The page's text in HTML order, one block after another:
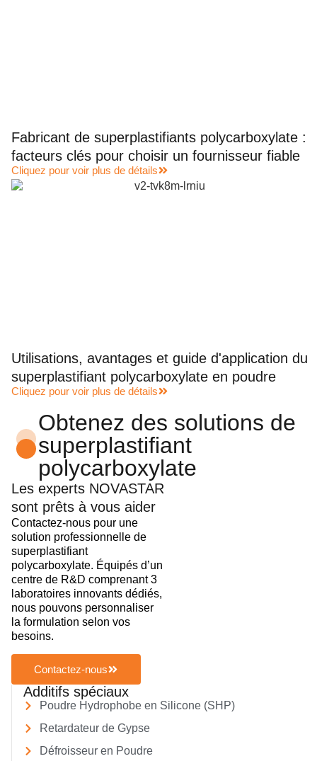
Fabricant de superplastifiants polycarboxylate :
facteurs clés pour choisir un fournisseur fiable
Cliquez pour voir plus de détails
Utilisations, avantages et guide d'application du
superplastifiant polycarboxylate en poudre
Cliquez pour voir plus de détails
Obtenez des solutions de
superplastifiant
polycarboxylate
Les experts NOVASTAR
sont prêts à vous aider
Contactez-nous pour une
solution professionnelle de
superplastifiant
polycarboxylate. Équipés d’un
centre de R&D comprenant 3
laboratoires innovants dédiés,
nous pouvons personnaliser
la formulation selon vos
besoins.
Contactez-nous
Additifs spéciaux
Poudre Hydrophobe en Silicone (SHP)
Retardateur de Gypse
Défroisseur en Poudre